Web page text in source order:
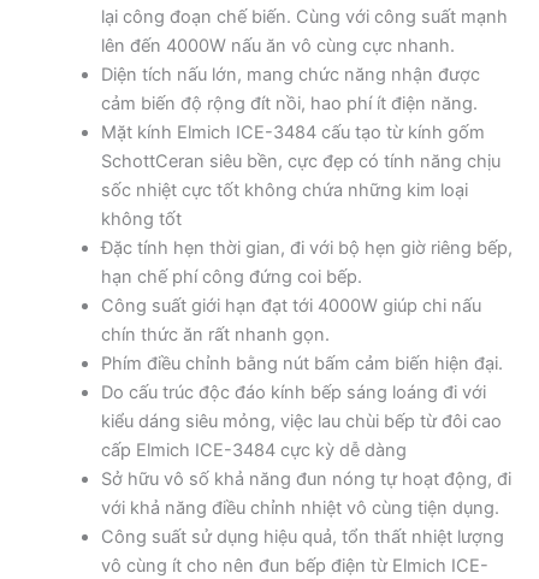
lại công đoạn chế biến. Cùng với công suất mạnh
lên đến 4000W nấu ăn vô cùng cực nhanh.
Diện tích nấu lớn, mang chức năng nhận được
cảm biến độ rộng đít nồi, hao phí ít điện năng.
Mặt kính Elmich ICE-3484 cấu tạo từ kính gốm
SchottCeran siêu bền, cực đẹp có tính năng chịu
sốc nhiệt cực tốt không chứa những kim loại
không tốt
Đặc tính hẹn thời gian, đi với bộ hẹn giờ riêng bếp,
hạn chế phí công đứng coi bếp.
Công suất giới hạn đạt tới 4000W giúp chi nấu
chín thức ăn rất nhanh gọn.
Phím điều chỉnh bằng nút bấm cảm biến hiện đại.
Do cấu trúc độc đáo kính bếp sáng loáng đi với
kiểu dáng siêu mỏng, việc lau chùi bếp từ đôi cao
cấp Elmich ICE-3484 cực kỳ dễ dàng
Sở hữu vô số khả năng đun nóng tự hoạt động, đi
với khả năng điều chỉnh nhiệt vô cùng tiện dụng.
Công suất sử dụng hiệu quả, tổn thất nhiệt lượng
vô cùng ít cho nên đun bếp điện từ Elmich ICE-